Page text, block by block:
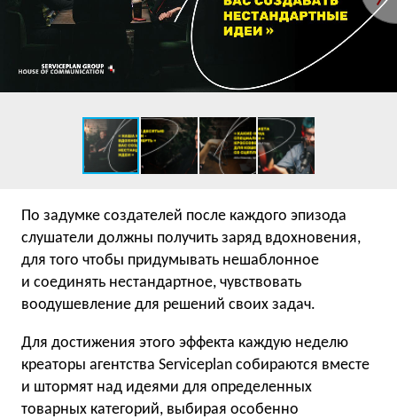
По задумке создателей после каждого эпизода
слушатели должны получить заряд вдохновения,
для того чтобы придумывать нешаблонное
и соединять нестандартное, чувствовать
воодушевление для решений своих задач.
Для достижения этого эффекта каждую неделю
креаторы агентства Serviceplan собираются вместе
и штормят над идеями для определенных
товарных категорий, выбирая особенно